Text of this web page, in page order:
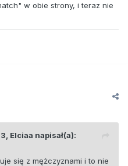
w obie strony, i teraz nie
Elciaa napisał(a):
się z mężczyznami i to nie